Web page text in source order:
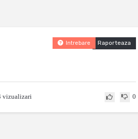
Raporteaza
Intrebare
vizualizari 0